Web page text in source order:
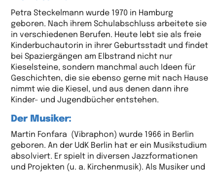
Petra Steckelmann wurde 1970 in Hamburg
geboren. Nach ihrem Schulabschluss arbeitete sie
in verschiedenen Berufen. Heute lebt sie als freie
Kinderbuchautorin in ihrer Geburtsstadt und findet
bei Spaziergängen am Elbstrand nicht nur
Kieselsteine, sondern manchmal auch Ideen für
Geschichten, die sie ebenso gerne mit nach Hause
nimmt wie die Kiesel, und aus denen dann ihre
Kinder- und Jugendbücher entstehen.
Der Musiker:
Martin Fonfara (Vibraphon) wurde 1966 in Berlin
geboren. An der UdK Berlin hat er ein Musikstudium
absolviert. Er spielt in diversen Jazzformationen
und Projekten (u. a. Kirchenmusik). Als Musiker und